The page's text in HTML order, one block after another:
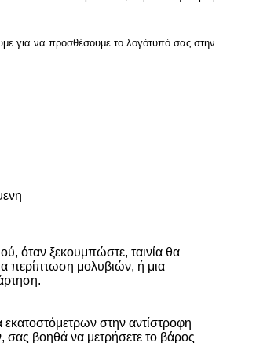
για να προσθέσουμε το λογότυπό σας στην
όταν ξεκουμπώστε, ταινία θα
περίπτωση μολυβιών, ή μια
στην αντίστροφη
σας βοηθά να μετρήσετε το βάρος